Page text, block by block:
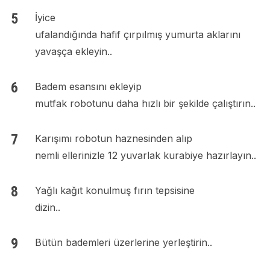
İyice
ufalandığında hafif çırpılmış yumurta aklarını
yavaşça ekleyin..
Badem esansını ekleyip
mutfak robotunu daha hızlı bir şekilde çalıştırın..
Karışımı robotun haznesinden alıp
nemli ellerinizle 12 yuvarlak kurabiye hazırlayın..
Yağlı kağıt konulmuş fırın tepsisine
dizin..
Bütün bademleri üzerlerine yerleştirin..